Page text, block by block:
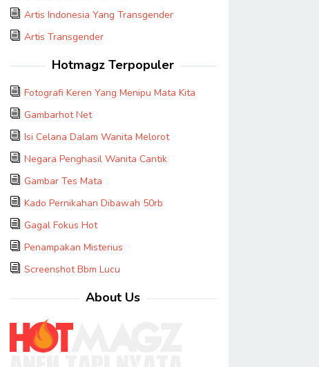
Artis Indonesia Yang Transgender
Artis Transgender
Hotmagz Terpopuler
Fotografi Keren Yang Menipu Mata Kita
Gambarhot Net
Isi Celana Dalam Wanita Melorot
Negara Penghasil Wanita Cantik
Gambar Tes Mata
Kado Pernikahan Dibawah 50rb
Gagal Fokus Hot
Penampakan Misterius
Screenshot Bbm Lucu
About Us